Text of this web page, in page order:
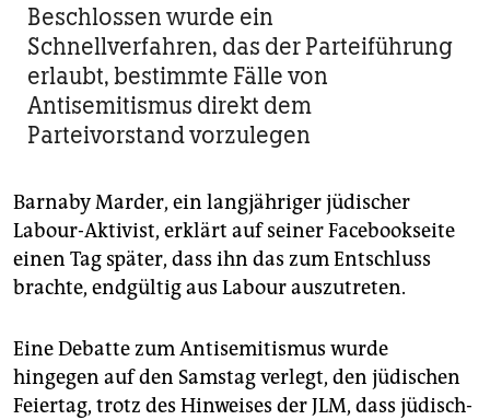
Beschlossen wurde ein
Schnellverfahren, das der Parteiführung
erlaubt, bestimmte Fälle von
Antisemitismus direkt dem
Parteivorstand vorzulegen
Barnaby Marder, ein langjähriger jüdischer
Labour-Aktivist, erklärt auf seiner Facebookseite
einen Tag später, dass ihn das zum Entschluss
brachte, endgültig aus Labour auszutreten.
Eine Debatte zum Antisemitismus wurde
hingegen auf den Samstag verlegt, den jüdischen
Feiertag, trotz des Hinweises der JLM, dass jüdisch-